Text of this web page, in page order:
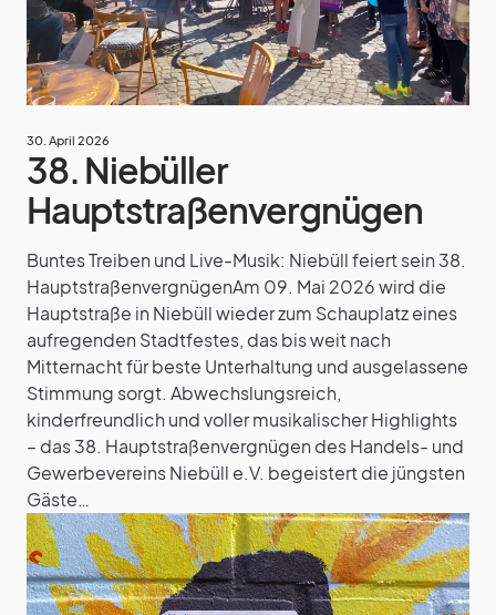
30. April 2026
38. Niebüller
Hauptstraßenvergnügen
Buntes Treiben und Live-Musik: Niebüll feiert sein 38.
HauptstraßenvergnügenAm 09. Mai 2026 wird die
Hauptstraße in Niebüll wieder zum Schauplatz eines
aufregenden Stadtfestes, das bis weit nach
Mitternacht für beste Unterhaltung und ausgelassene
Stimmung sorgt. Abwechslungsreich,
kinderfreundlich und voller musikalischer Highlights
– das 38. Hauptstraßenvergnügen des Handels- und
Gewerbevereins Niebüll e.V. begeistert die jüngsten
Gäste…